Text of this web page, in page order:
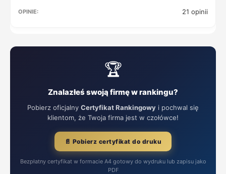
21 opinii
🏆
Znalazłeś swoją firmę w rankingu?
Pobierz oficjalny Certyfikat Rankingowy i pochwal się
klientom, że Twoja firma jest w czołówce!
📄 Pobierz certyfikat do druku
Bezpłatny certyfikat w formacie A4 gotowy do wydruku lub zapisu jako
PDF